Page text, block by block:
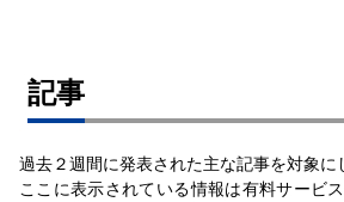
記事
過去２週間に発表された主な記事を対象に
ここに表示されている情報は有料サービ